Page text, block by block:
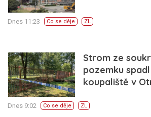
Dnes 11:23 Co se děje ZL
Strom ze
pozemku
koupaliště v
Dnes 9:02 Co se děje ZL